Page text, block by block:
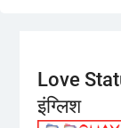
Love
इंग्लिश